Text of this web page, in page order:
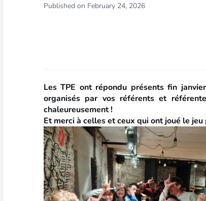
Published on February 24, 2026
Les TPE ont répondu présents fin
organisés par vos référents et
chaleureusement !
Et merci à celles et ceux qui ont joué le